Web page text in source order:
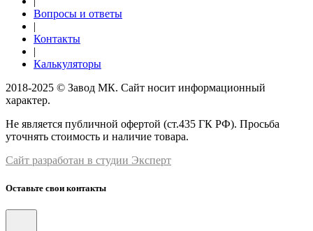
Вопросы и ответы
Контакты
Калькуляторы
2018-2025 © Завод МК. Сайт носит информационный
характер.
Не является публичной офертой (ст.435 ГК РФ). Просьба
уточнять стоимость и наличие товара.
Сайт разработан в студии Эксперт
Оставьте свои контакты